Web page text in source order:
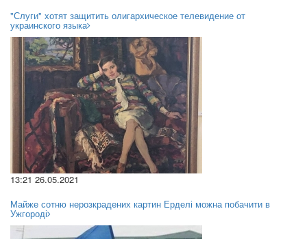
"Слуги" хотят защитить олигархическое телевидение от
украинского языка
13:21 26.05.2021
Майже сотню нерозкрадених картин Ерделі можна побачити в
Ужгороді